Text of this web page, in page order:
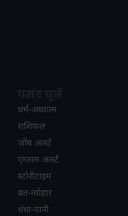
धर्म-अध्यात्म
राशिफल
जॉब अलर्ट
एग्जाम अलर्ट
स्टोरीटाइम
व्रत-त्योहार
धंधा-पानी